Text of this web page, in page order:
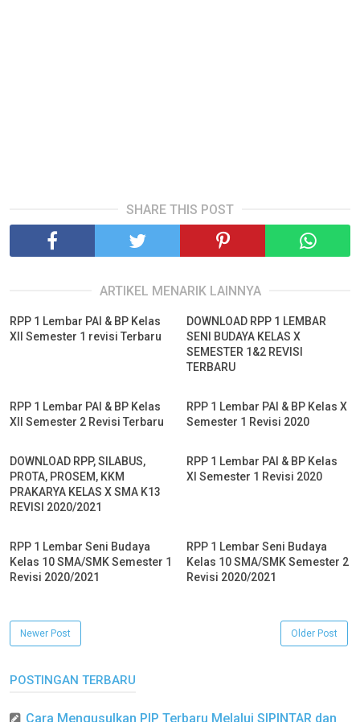
SHARE THIS POST
ARTIKEL MENARIK LAINNYA
RPP 1 Lembar PAI & BP Kelas
XII Semester 1 revisi Terbaru
DOWNLOAD RPP 1 LEMBAR
SENI BUDAYA KELAS X
SEMESTER 1&2 REVISI
TERBARU
RPP 1 Lembar PAI & BP Kelas
XII Semester 2 Revisi Terbaru
RPP 1 Lembar PAI & BP Kelas X
Semester 1 Revisi 2020
DOWNLOAD RPP, SILABUS,
PROTA, PROSEM, KKM
PRAKARYA KELAS X SMA K13
REVISI 2020/2021
RPP 1 Lembar PAI & BP Kelas
XI Semester 1 Revisi 2020
RPP 1 Lembar Seni Budaya
Kelas 10 SMA/SMK Semester 1
Revisi 2020/2021
RPP 1 Lembar Seni Budaya
Kelas 10 SMA/SMK Semester 2
Revisi 2020/2021
Newer Post Older Post
POSTINGAN TERBARU
Cara Mengusulkan PIP Terbaru Melalui SIPINTAR dan